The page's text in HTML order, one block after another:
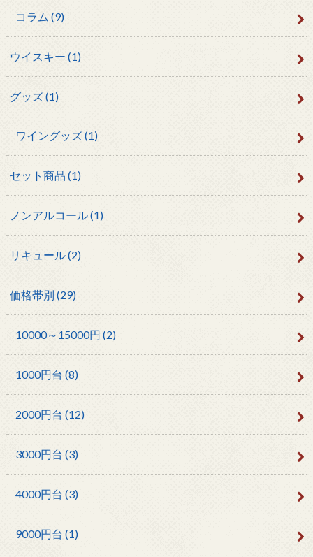
コラム (9)
ウイスキー (1)
グッズ(1)
ワイングッズ(1)
セット商品 (1)
ノンアルコール(1)
リキュール(2)
価格帯別 (29)
10000～15000円 (2)
1000円台 (8)
2000円台 (12)
3000円台 (3)
4000円台 (3)
9000円台 (1)